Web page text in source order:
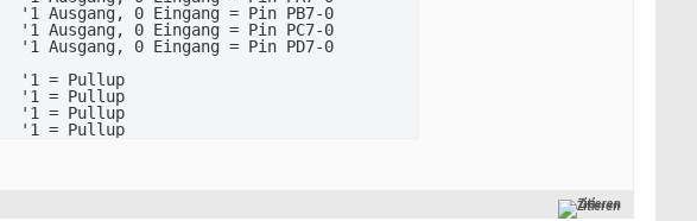
0 Eingang = Pin PB7-0
0 Eingang = Pin PC7-0
0 Eingang = Pin PD7-0
= Pullup
= Pullup
= Pullup
= Pullup
Zitieren